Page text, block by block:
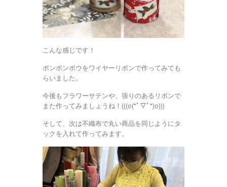
こんな感じです！
ポンポンボウをワイヤーリボンで作ってみても
らいました。
今後もフラワーサテンや、張りのあるリボンで
また作ってみましょうね！(((o(*ﾟ▽ﾟ*)o)))
そして、次は不織布で丸い商品を同じようにタ
ックを入れて作ってみます。